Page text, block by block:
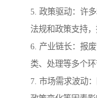
5. 政策驱动：许
法规和政策支持，
6. 产业链长：报
类、处理等多个
7. 市场需求波动